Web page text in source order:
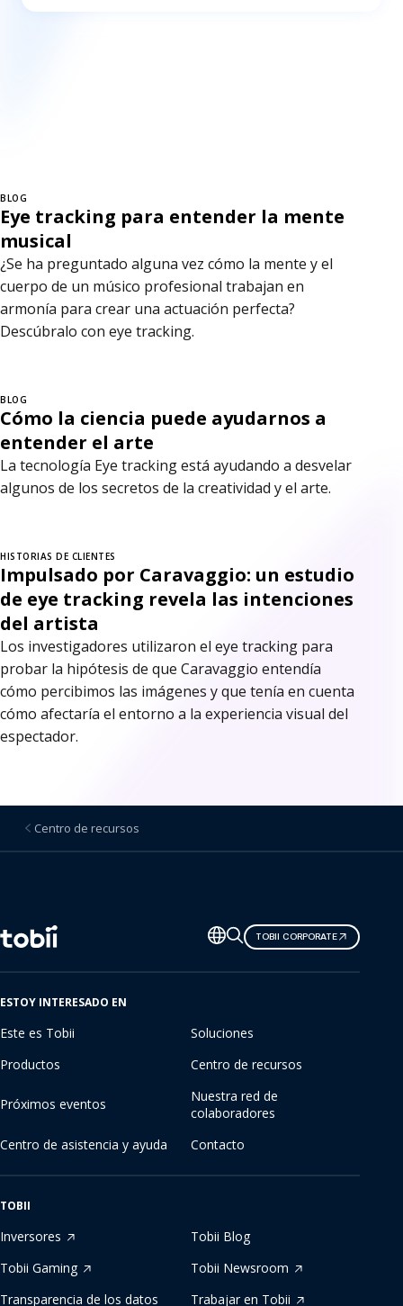
BLOG
Eye tracking para entender la mente
musical
¿Se ha preguntado alguna vez cómo la mente y el
cuerpo de un músico profesional trabajan en
armonía para crear una actuación perfecta?
Descúbralo con eye tracking.
BLOG
Cómo la ciencia puede ayudarnos a
entender el arte
La tecnología Eye tracking está ayudando a desvelar
algunos de los secretos de la creatividad y el arte.
HISTORIAS DE CLIENTES
Impulsado por Caravaggio: un estudio
de eye tracking revela las intenciones
del artista
Los investigadores utilizaron el eye tracking para
probar la hipótesis de que Caravaggio entendía
cómo percibimos las imágenes y que tenía en cuenta
cómo afectaría el entorno a la experiencia visual del
espectador.
Centro de recursos
Cambiar
de
idioma
TOBII CORPORATE
ESTOY INTERESADO EN
Este es Tobii
Soluciones
Productos
Centro de recursos
Próximos eventos
Nuestra red de
colaboradores
Centro de asistencia y ayuda
Contacto
TOBII
Inversores
Tobii Blog
Tobii Gaming
Tobii Newsroom
Transparencia de los datos
Trabajar en Tobii